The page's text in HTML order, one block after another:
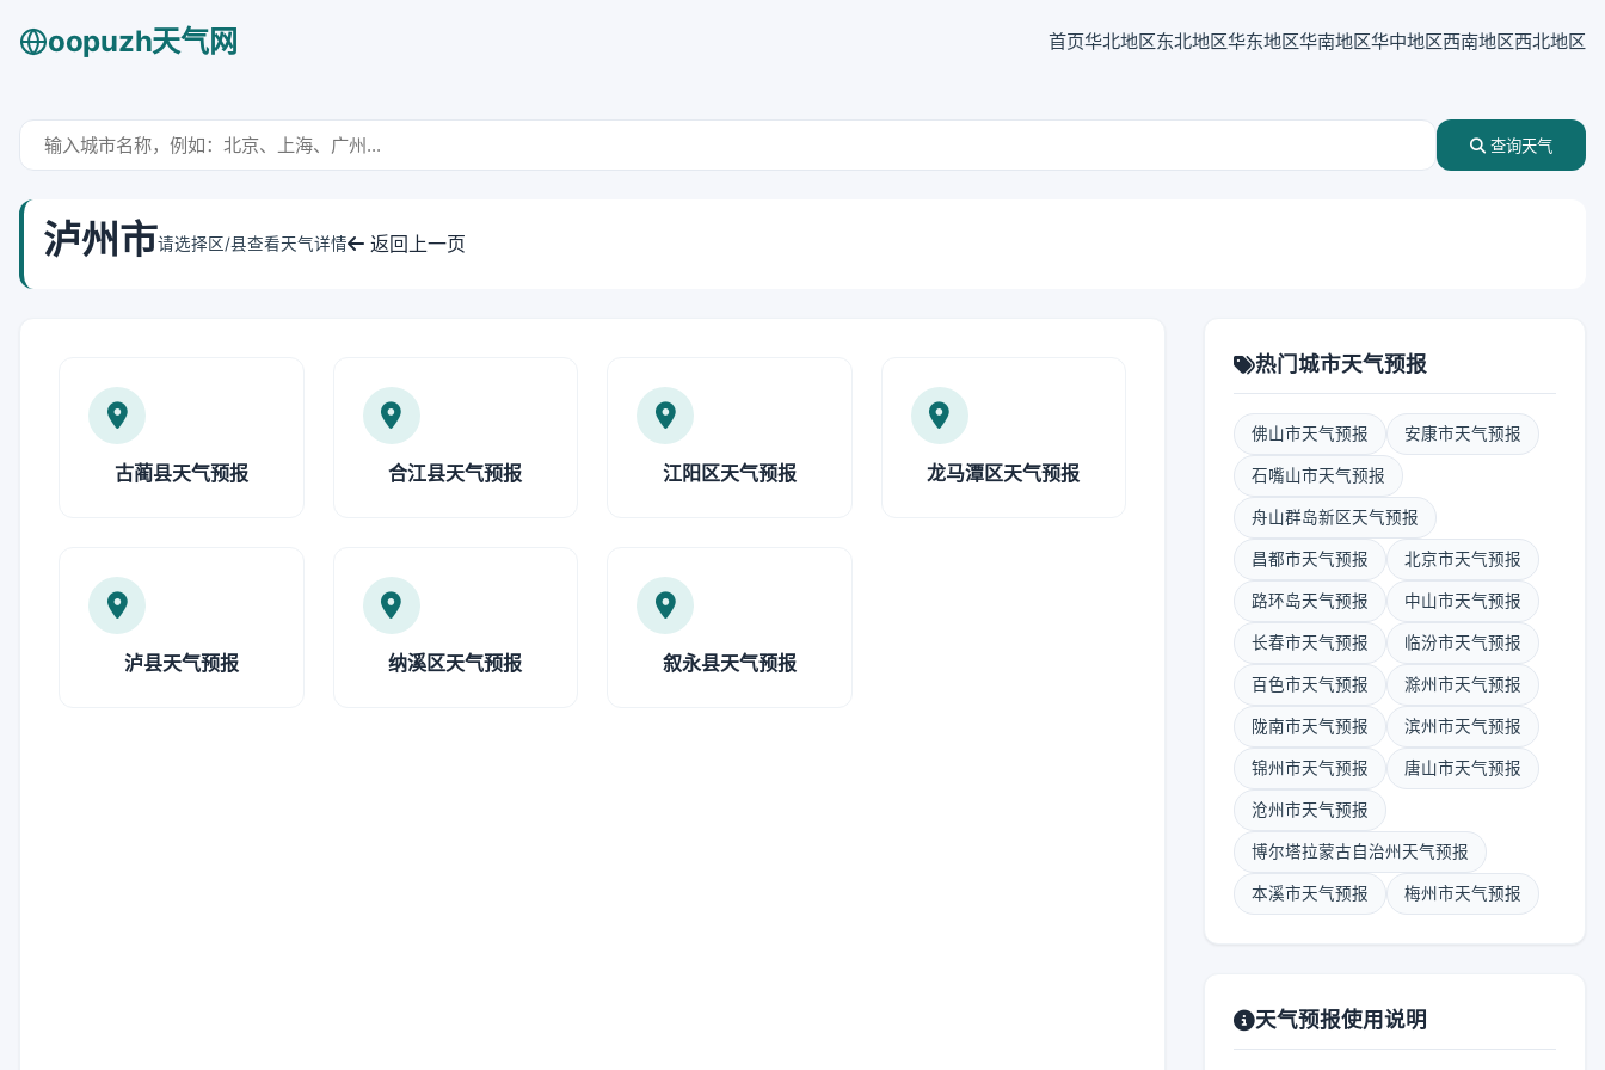
oopuzh天气网 首页华北地区东北地区华东地区华南地区华中地区西南地区西北地区
查询天气
泸州市请选择区/县查看天气详情 返回上一页
古蔺县天气预报 合江县天气预报 江阳区天气预报 龙马潭区天气预报
泸县天气预报 纳溪区天气预报 叙永县天气预报
热门城市天气预报
佛山市天气预报 安康市天气预报
石嘴山市天气预报
舟山群岛新区天气预报
昌都市天气预报 北京市天气预报
路环岛天气预报 中山市天气预报
长春市天气预报 临汾市天气预报
百色市天气预报 滁州市天气预报
陇南市天气预报 滨州市天气预报
锦州市天气预报 唐山市天气预报
沧州市天气预报
博尔塔拉蒙古自治州天气预报
本溪市天气预报 梅州市天气预报
天气预报使用说明